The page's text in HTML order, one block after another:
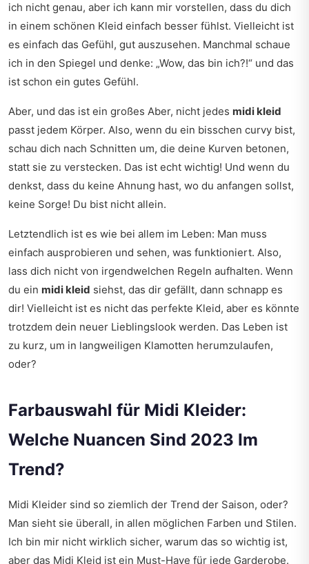
ich nicht genau, aber ich kann mir vorstellen, dass du dich
in einem schönen Kleid einfach besser fühlst. Vielleicht ist
es einfach das Gefühl, gut auszusehen. Manchmal schaue
ich in den Spiegel und denke: „Wow, das bin ich?!“ und das
ist schon ein gutes Gefühl.
Aber, und das ist ein großes Aber, nicht jedes midi kleid
passt jedem Körper. Also, wenn du ein bisschen curvy bist,
schau dich nach Schnitten um, die deine Kurven betonen,
statt sie zu verstecken. Das ist echt wichtig! Und wenn du
denkst, dass du keine Ahnung hast, wo du anfangen sollst,
keine Sorge! Du bist nicht allein.
Letztendlich ist es wie bei allem im Leben: Man muss
einfach ausprobieren und sehen, was funktioniert. Also,
lass dich nicht von irgendwelchen Regeln aufhalten. Wenn
du ein midi kleid siehst, das dir gefällt, dann schnapp es
dir! Vielleicht ist es nicht das perfekte Kleid, aber es könnte
trotzdem dein neuer Lieblingslook werden. Das Leben ist
zu kurz, um in langweiligen Klamotten herumzulaufen,
oder?
Farbauswahl für Midi Kleider:
Welche Nuancen Sind 2023 Im
Trend?
Midi Kleider sind so ziemlich der Trend der Saison, oder?
Man sieht sie überall, in allen möglichen Farben und Stilen.
Ich bin mir nicht wirklich sicher, warum das so wichtig ist,
aber das Midi Kleid ist ein Must-Have für jede Garderobe.